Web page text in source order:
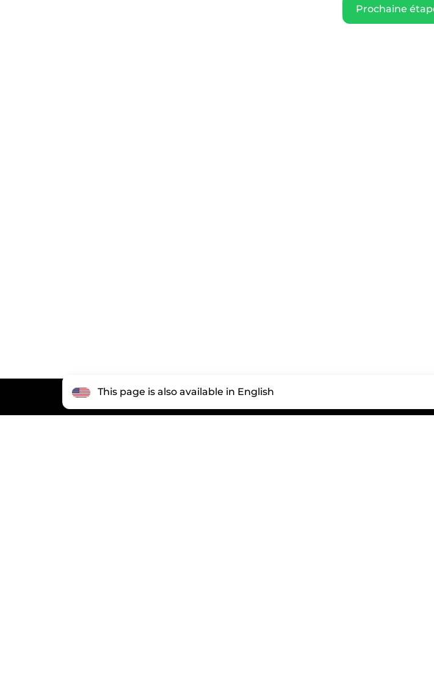
Prochaine
This page is also available in English